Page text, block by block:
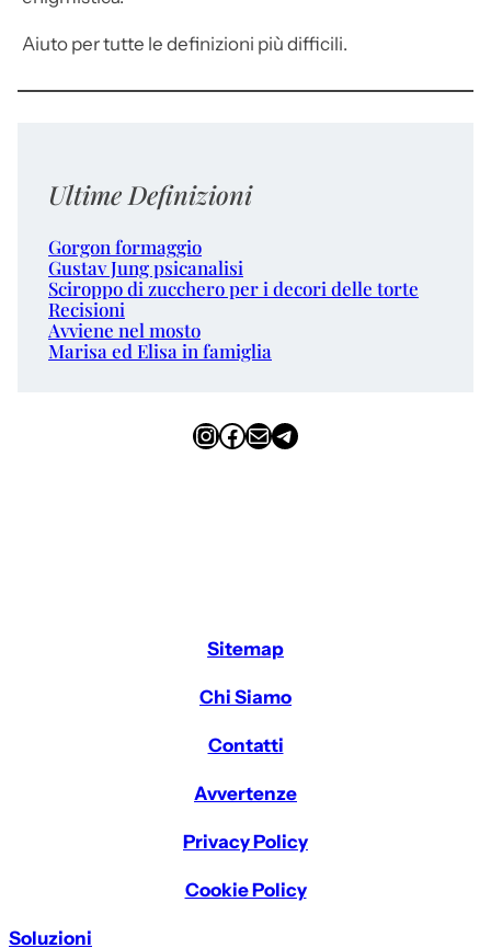
Aiuto per tutte le definizioni più difficili.
Ultime Definizioni
Gorgon formaggio
Gustav Jung psicanalisi
Sciroppo di zucchero per i decori delle torte
Recisioni
Avviene nel mosto
Marisa ed Elisa in famiglia
InstagramFacebook Email Telegram
Sitemap
Chi Siamo
Contatti
Avvertenze
Privacy Policy
Cookie Policy
Soluzioni